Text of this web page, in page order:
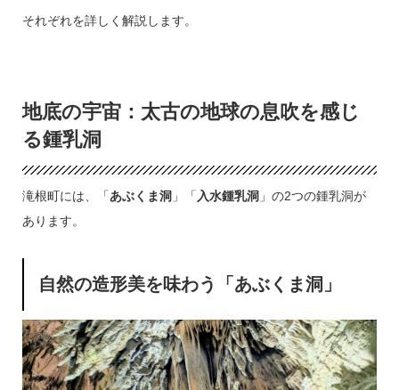
それぞれを詳しく解説します。
地底の宇宙：太古の地球の息吹を感じ
る鍾乳洞
滝根町には、「あぶくま洞 」「 入水鍾乳洞 」の2つの鍾乳洞が
あります。
自然の造形美を味わう「あぶくま洞」